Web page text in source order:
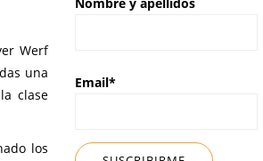
Werf
una
clase
los
Email*